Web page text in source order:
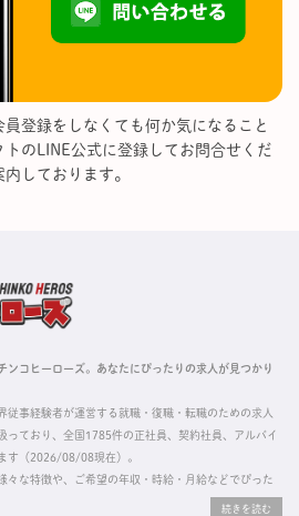
登録をしなくても何か気になること
のLINE公式に登録してお問合せくだ
しております。
ンコヒーローズ。あなたにぴったりの求人が見つかり
従事経験者が運営する就職・復職・転職のための求人
っており、全国1785件の正社員、契約社員、アルバイ
す（2026/08/08現在）。
々な特徴や、ご希望の年収・時給・月給などでぴった